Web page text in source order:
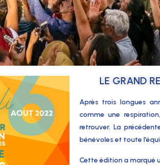
LE GRAND
Après trois longues
comme une
retrouver. La
bénévoles et toute
Cette édition a marqué